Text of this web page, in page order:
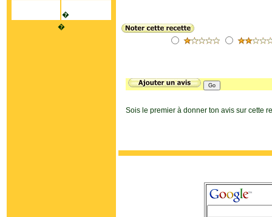
�
�
Sois le premier à donner ton avis sur cette